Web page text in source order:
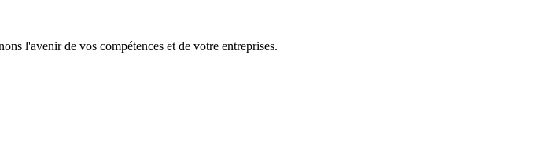
l'avenir de vos compétences et de votre entreprises.